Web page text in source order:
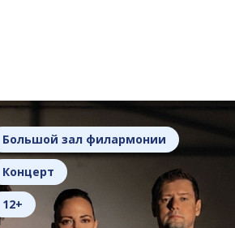
Большой зал филармонии
Концерт
12+